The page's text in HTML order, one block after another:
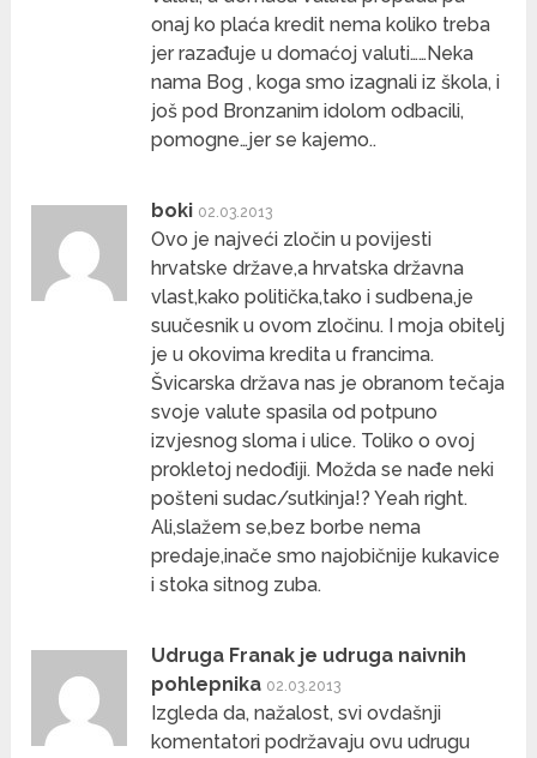
onaj ko plaća kredit nema koliko treba
jer razađuje u domaćoj valuti……Neka
nama Bog , koga smo izagnali iz škola, i
još pod Bronzanim idolom odbacili,
pomogne…jer se kajemo..
boki 02.03.2013
Ovo je najveći zločin u povijesti
hrvatske države,a hrvatska državna
vlast,kako politička,tako i sudbena,je
suučesnik u ovom zločinu. I moja obitelj
je u okovima kredita u francima.
Švicarska država nas je obranom tečaja
svoje valute spasila od potpuno
izvjesnog sloma i ulice. Toliko o ovoj
prokletoj nedođiji. Možda se nađe neki
pošteni sudac/sutkinja!? Yeah right.
Ali,slažem se,bez borbe nema
predaje,inače smo najobičnije kukavice
i stoka sitnog zuba.
Udruga Franak je udruga naivnih
pohlepnika 02.03.2013
Izgleda da, nažalost, svi ovdašnji
komentatori podržavaju ovu udrugu